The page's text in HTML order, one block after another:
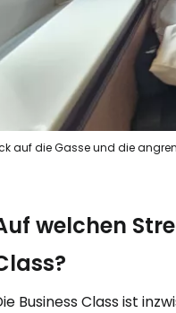
auf die Gasse und die
welchen
Business Class ist